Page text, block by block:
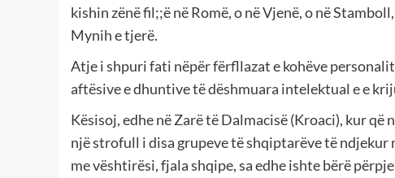
kishin zënë fil;;ë në Romë, o në Vjenë, o në
Mynih e tjerë.
Atje i shpuri fati nëpër fërfllazat e kohëve
aftësive e dhuntive të dëshmuara intelektual e e
Kësisoj, edhe në Zarë të Dalmacisë (Kroaci), kur
një strofull i disa grupeve të shqiptarëve të
me vështirësi, fjala shqipe, sa edhe ishte bërë